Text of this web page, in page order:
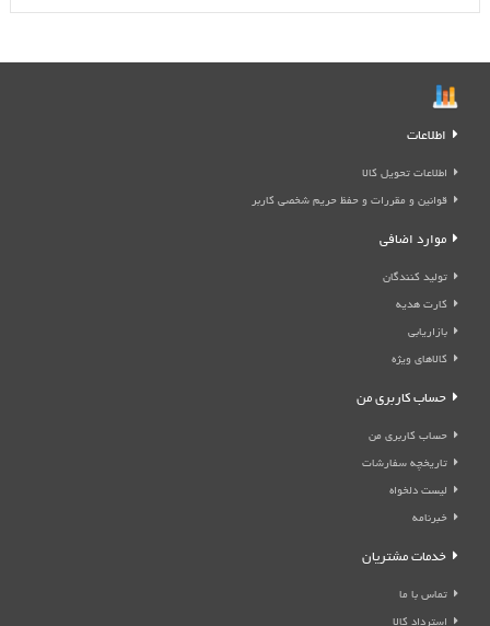
اطلاعات
اطلاعات تحویل کالا
قوانین و مقررات و حفظ حریم شخصی کاربر
موارد اضافی
تولید کنندگان
کارت هدیه
بازاریابی
کالاهای ویژه
حساب کاربری من
حساب کاربری من
تاریخچه سفارشات
لیست دلخواه
خبرنامه
خدمات مشتریان
تماس با ما
استرداد کالا